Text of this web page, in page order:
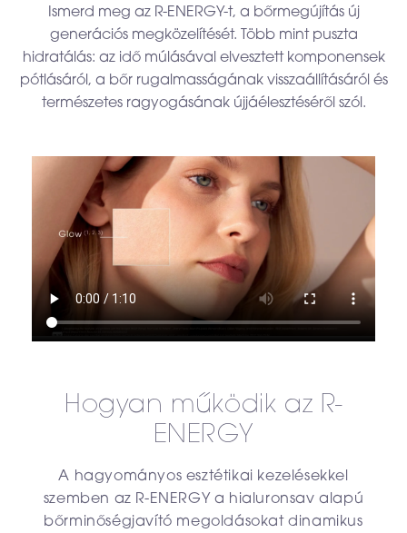
Ismerd meg az R-ENERGY-t, a bőrmegújítás új
generációs megközelítését. Több mint puszta
hidratálás: az idő múlásával elvesztett komponensek
pótlásáról, a bőr rugalmasságának visszaállításáról és
természetes ragyogásának újjáélesztéséről szól.
Hogyan működik az R-
ENERGY
A hagyományos esztétikai kezelésekkel
szemben az R-ENERGY a hialuronsav alapú
bőrminőségjavító megoldásokat dinamikus